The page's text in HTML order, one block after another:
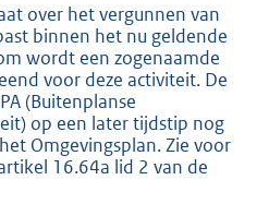
over het vergunnen van
binnen het nu geldende
wordt een zogenaamde
voor deze activiteit. De
(Buitenplanse
op een later tijdstip nog
Omgevingsplan. Zie voor
16.64a lid 2 van de